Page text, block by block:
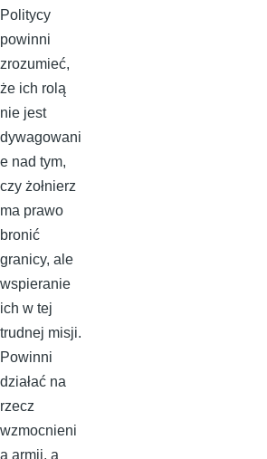
Politycy
powinni
zrozumieć,
że ich rolą
nie jest
dywagowani
e nad tym,
czy żołnierz
ma prawo
bronić
granicy, ale
wspieranie
ich w tej
trudnej misji.
Powinni
działać na
rzecz
wzmocnieni
a armii, a